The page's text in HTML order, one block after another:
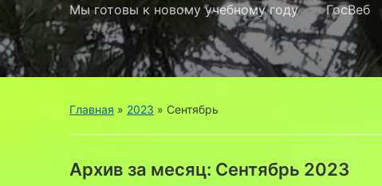
Мы готовы к новому учебному году ГосВеб
Главная » 2023 » Сентябрь
Архив за месяц: Сентябрь 2023